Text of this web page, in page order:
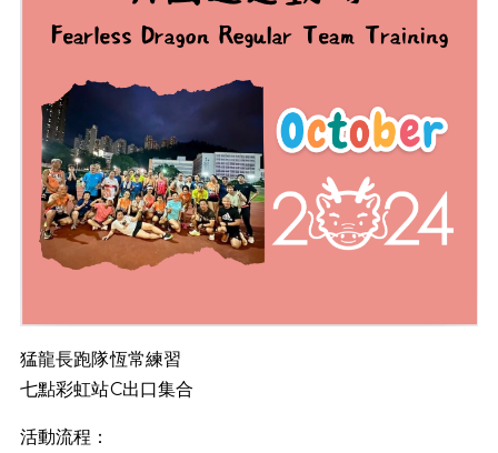
猛龍長跑隊恆常練習
七點彩虹站C出口集合
活動流程：